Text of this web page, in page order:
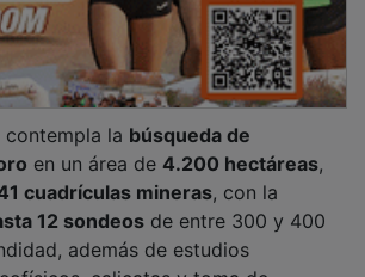
en un área de4.200 hectáreas
cuadrículas mineras, con la
12 sondeosde entre 300 y 400
además de estudios
calicatas y toma de